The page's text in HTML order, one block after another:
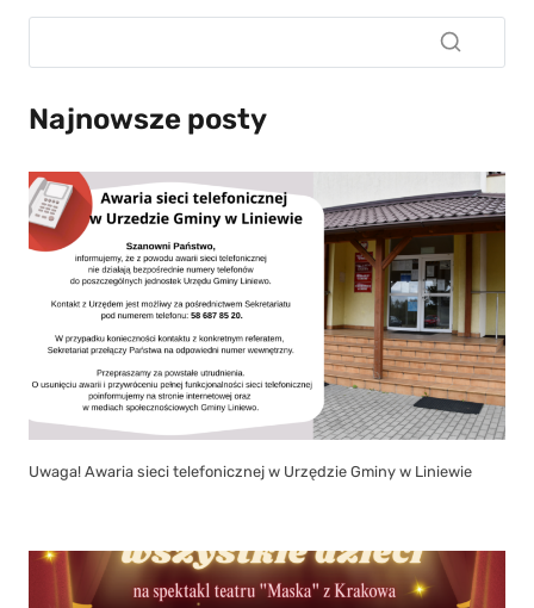
Najnowsze posty
Uwaga! Awaria sieci telefonicznej w Urzędzie Gminy w Liniewie